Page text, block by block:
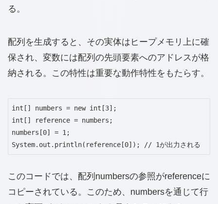
る。
配列を生成すると、その実体はヒープメモリ上に確
保され、変数には配列の先頭要素へのアドレスが格
納される。この特性は重要な動作特性をもたらす。
int[] numbers = new int[3];
int[] reference = numbers;
numbers[0] = 1;
System.out.println(reference[0]); // 1が出力される
このコードでは、配列numbersの参照がreferenceに
コピーされている。このため、numbersを通じて行